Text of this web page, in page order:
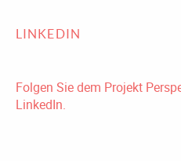
LINKEDIN
Folgen Sie dem Projekt
LinkedIn.